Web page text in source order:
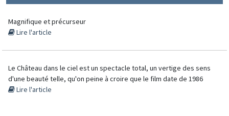
Magnifique et précurseur
Lire l'article
Le Château dans le ciel est un spectacle total, un vertige des sens
d'une beauté telle, qu'on peine à croire que le film date de 1986
Lire l'article